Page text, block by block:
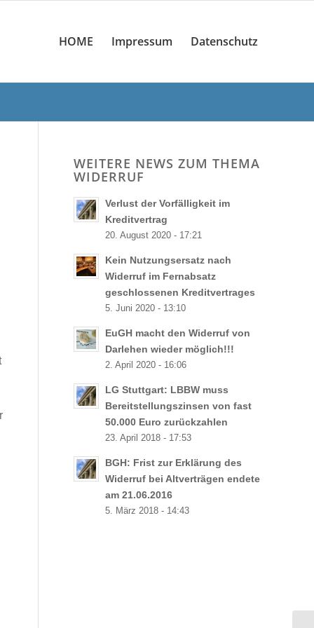
HOME Impressum Datenschutz
WEITERE NEWS ZUM THEMA
WIDERRUF
Verlust der Vorfälligkeit im
Kreditvertrag
20. August 2020 - 17:21
Kein Nutzungsersatz nach
Widerruf im Fernabsatz
geschlossenen Kreditvertrages
5. Juni 2020 - 13:10
EuGH macht den Widerruf von
Darlehen wieder möglich!!!
2. April 2020 - 16:06
LG Stuttgart: LBBW muss
Bereitstellungszinsen von fast
50.000 Euro zurückzahlen
23. April 2018 - 17:53
BGH: Frist zur Erklärung des
Widerruf bei Altverträgen endete
am 21.06.2016
5. März 2018 - 14:43